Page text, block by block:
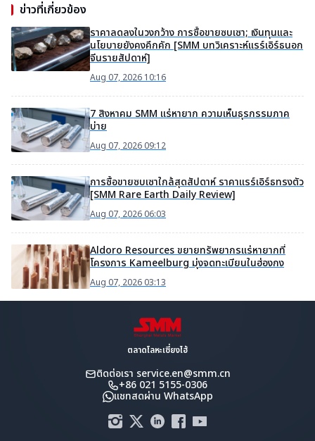
ข่าวที่เกี่ยวข้อง
ราคาลดลงในวงกว้าง การซื้อขายซบเซา; เงินทุนและ
นโยบายยังคงคึกคัก [SMM บทวิเคราะห์แรร์เอิร์ธนอก
จีนรายสัปดาห์]
Aug 07, 2026 10:16
7 สิงหาคม SMM แร่หายาก ความเห็นธุรกรรมภาค
บ่าย
Aug 07, 2026 09:12
การซื้อขายซบเซาใกล้สุดสัปดาห์ ราคาแรร์เอิร์ธทรงตัว
[SMM Rare Earth Daily Review]
Aug 07, 2026 06:03
Aldoro Resources ขยายทรัพยากรแร่หายากที่
โครงการ Kameelburg มุ่งจดทะเบียนในฮ่องกง
Aug 07, 2026 03:13
ตลาดโลหะเซี่ยงไฮ้
ติดต่อเรา service.en@smm.cn
+86 021 5155-0306
แชทสดผ่าน WhatsApp